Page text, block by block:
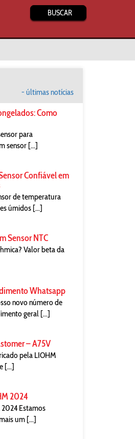
BUSCAR
- últimas notícias
Como
para
sensor [...]
Confiável em
de temperatura
úmidos [...]
Sensor NTC
Valor beta da
Whatsapp
novo número de
geral [...]
– A75V
pela LIOHM
[...]
2024
Estamos
um [...]